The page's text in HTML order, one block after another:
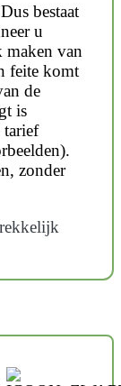
bestaat
u
maken van
feite komt
de
is
zonder